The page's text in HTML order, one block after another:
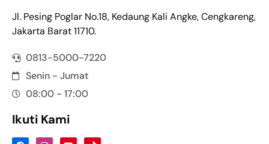
Jl. Pesing Poglar No.18, Kedaung Kali Angke, Cengkareng,
Jakarta Barat 11710.
0813-5000-7220
Senin - Jumat
08:00 - 17:00
Ikuti Kami